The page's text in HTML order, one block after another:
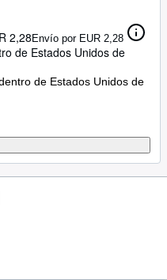
2,28Envío por EUR 2,28
de Estados Unidos de
de Estados Unidos de